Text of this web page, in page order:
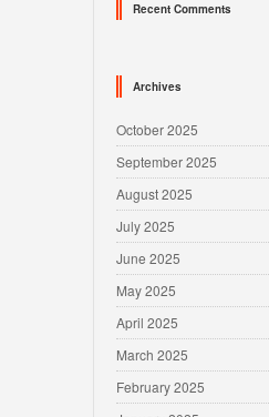
Recent Comments
Archives
October 2025
September 2025
August 2025
July 2025
June 2025
May 2025
April 2025
March 2025
February 2025